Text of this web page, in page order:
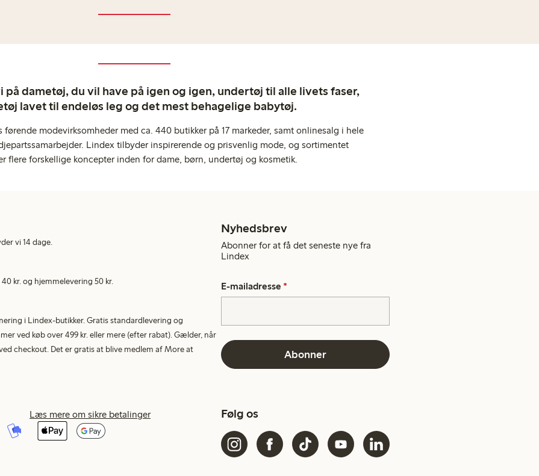
på dametøj, du vil have på igen og igen, undertøj til alle livets faser,
lavet til endeløs leg og det mest behagelige babytøj.
førende modevirksomheder med ca. 440 butikker på 17 markeder, samt onlinesalg i hele
Lindex tilbyder inspirerende og prisvenlig mode, og sortimentet
flere forskellige koncepter inden for dame, børn, undertøj og kosmetik.
vi 14 dage.
kr. og hjemmelevering 50 kr.
i Lindex-butikker. Gratis standardlevering og
ved køb over 499 kr. eller mere (efter rabat). Gælder, når
checkout. Det er gratis at blive medlem af More at
Nyhedsbrev
Abonner for at få det seneste nye fra
Lindex
E-mailadresse *
Abonner
Læs mere om sikre betalinger Følg os